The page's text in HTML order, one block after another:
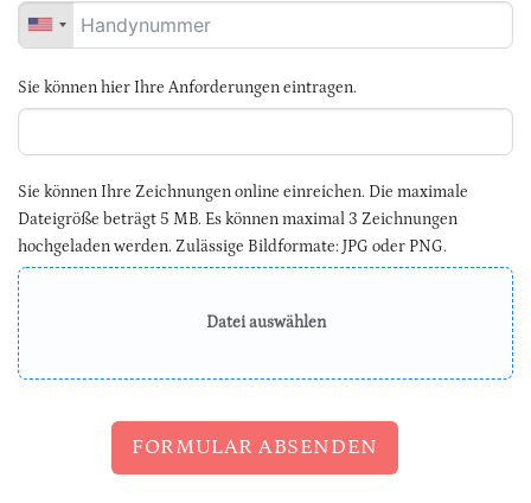
Sie können hier Ihre Anforderungen eintragen.
Sie können Ihre Zeichnungen online einreichen. Die maximale
Dateigröße beträgt 5 MB. Es können maximal 3 Zeichnungen
hochgeladen werden. Zulässige Bildformate: JPG oder PNG.
Datei auswählen
FORMULAR ABSENDEN